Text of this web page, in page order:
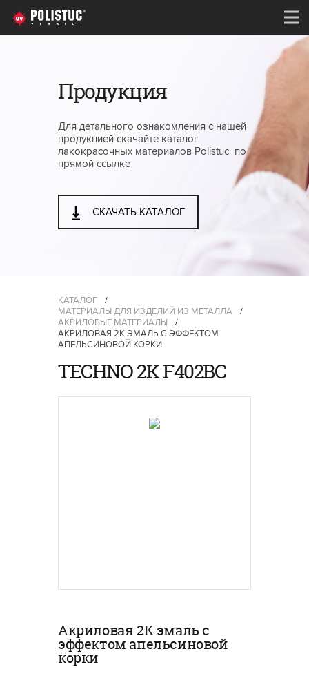
Продукция
Для детального ознакомления с нашей
продукцией скачайте каталог
лакокрасочных материалов Polistuc по
прямой ссылке
СКАЧАТЬ КАТАЛОГ
КАТАЛОГ
/
МАТЕРИАЛЫ ДЛЯ ИЗДЕЛИЙ ИЗ МЕТАЛЛА
/
АКРИЛОВЫЕ МАТЕРИАЛЫ
/
АКРИЛОВАЯ 2К ЭМАЛЬ С ЭФФЕКТОМ
АПЕЛЬСИНОВОЙ КОРКИ
TECHNO 2K F402BC
Акриловая 2К эмаль с
эффектом апельсиновой
корки